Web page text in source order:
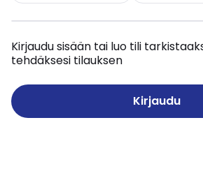
Kirjaudu sisään tai luo tili
tehdäksesi tilauksen
Kirjaudu